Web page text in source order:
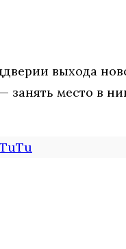
выхода
место в